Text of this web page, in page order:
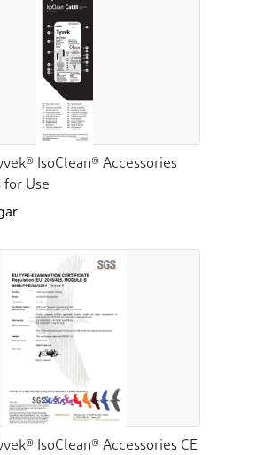
IsoClean® Accessories
for Use
IsoClean® Accessories CE